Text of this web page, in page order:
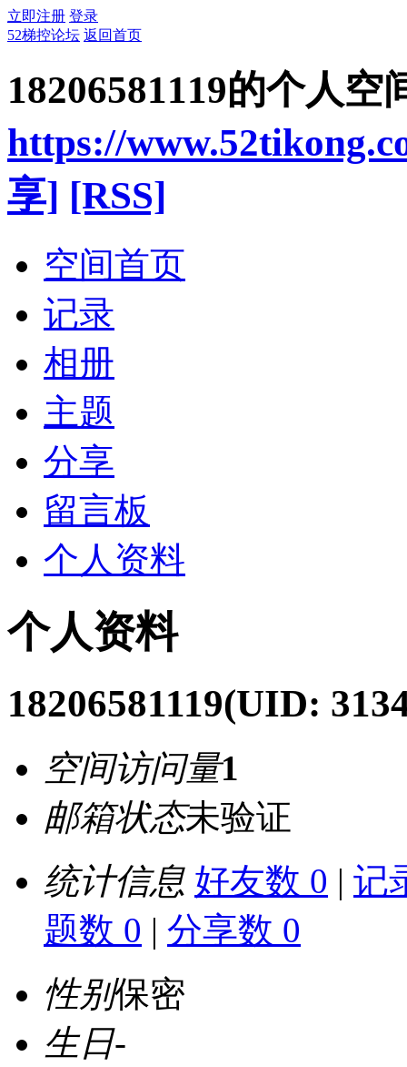
立即注册 登录
52梯控论坛 返回首页
18206581119的个人空
https://
享] [RSS]
空间首页
记录
相册
主题
分享
留言板
个人资料
个人资料
18206581119(UID:
空间访问量1
邮箱状态未验证
统计信息 好友数 0 | 记
题数 0 | 分享数 0
性别保密
生日-